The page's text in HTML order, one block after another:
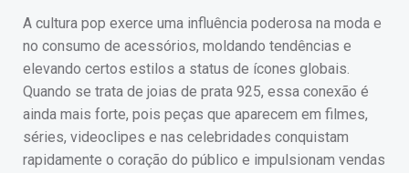
A cultura pop exerce uma influência poderosa na moda e
no consumo de acessórios, moldando tendências e
elevando certos estilos a status de ícones globais.
Quando se trata de joias de prata 925, essa conexão é
ainda mais forte, pois peças que aparecem em filmes,
séries, videoclipes e nas celebridades conquistam
rapidamente o coração do público e impulsionam vendas